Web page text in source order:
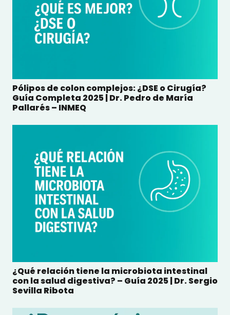
Pólipos de colon complejos: ¿DSE o Cirugía?
Guía Completa 2025 | Dr. Pedro de María
Pallarés – INMEQ
¿Qué relación tiene la microbiota intestinal
con la salud digestiva? – Guía 2025 | Dr. Sergio
Sevilla Ribota